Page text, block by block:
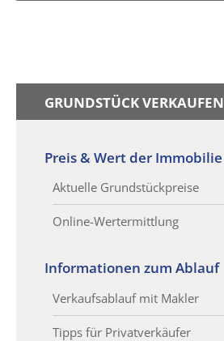
GRUNDSTÜCK VERKAUFEN
Preis & Wert der Immobilie
Aktuelle Grundstückpreise
Online-Wertermittlung
Informationen zum Ablauf
Verkaufsablauf mit Makler
Tipps für Privatverkäufer